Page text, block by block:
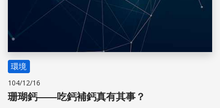
環境
104/12/16
珊瑚鈣——吃鈣補鈣真有其事？